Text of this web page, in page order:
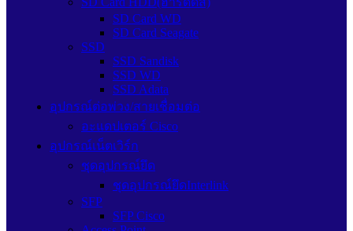
SD Card WD
SD Card Seagate
SSD
SSD Sandisk
SSD WD
SSD Adata
อุปกรณ์ต่อพ่วง/สายเชื่อมต่อ
อะแดปเตอร์ Cisco
อุปกรณ์เน็ตเวิร์ก
ชุดอุปกรณ์ยึด
ชุดอุปกรณ์ยึดInterlink
SFP
SFP Cisco